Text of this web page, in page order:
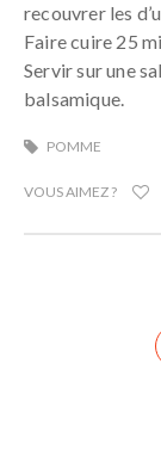
recouvrer les
Faire cuire 25
Servir sur une
balsamique.
POMME
VOUS AIMEZ ?